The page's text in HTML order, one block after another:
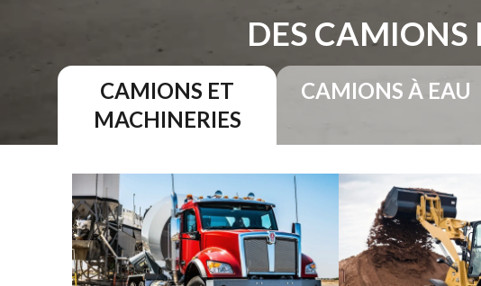
DES
CAMIONS ET
MACHINERIES
CAMIONS À EAU